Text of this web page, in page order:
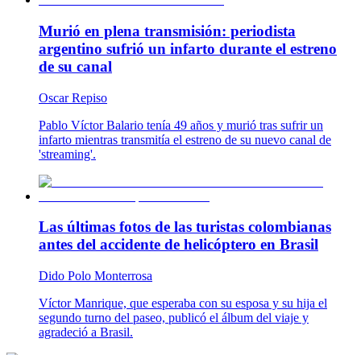
Murió en plena transmisión: periodista
argentino sufrió un infarto durante el estreno
de su canal
Oscar Repiso
Pablo Víctor Balario tenía 49 años y murió tras sufrir un
infarto mientras transmitía el estreno de su nuevo canal de
'streaming'.
Las últimas fotos de las turistas colombianas
antes del accidente de helicóptero en Brasil
Dido Polo Monterrosa
Víctor Manrique, que esperaba con su esposa y su hija el
segundo turno del paseo, publicó el álbum del viaje y
agradeció a Brasil.